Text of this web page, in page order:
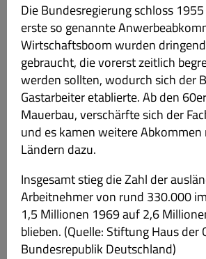
Die Bundesregierung schloss
erste so genannte
Wirtschaftsboom wurden
gebraucht, die vorerst zeitlich
werden sollten, wodurch sich der
Gastarbeiter etablierte. Ab den
Mauerbau, verschärfte sich der
und es kamen weitere
Ländern dazu.
Insgesamt stieg die Zahl der
Arbeitnehmer von rund 330.000
1,5 Millionen 1969 auf 2,6
blieben. (Quelle: Stiftung Haus der
Bundesrepublik Deutschland)